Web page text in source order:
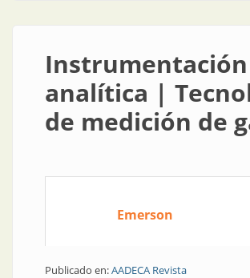
Instrumentación
analítica |
de medición de
Emerson
Publicado en:AADECA Revista